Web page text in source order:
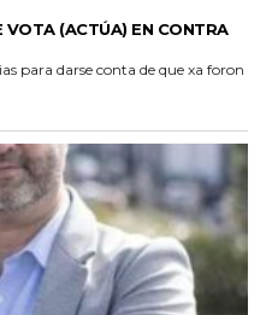
VOTA (ACTÚA) EN CONTRA
para darse conta de que xa foron